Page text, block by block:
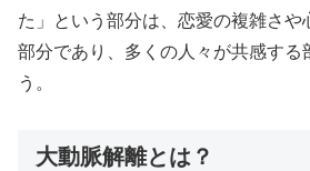
た」という部分は、恋愛の複雑さや
部分であり、多くの人々が共感する
う。
大動脈解離とは？